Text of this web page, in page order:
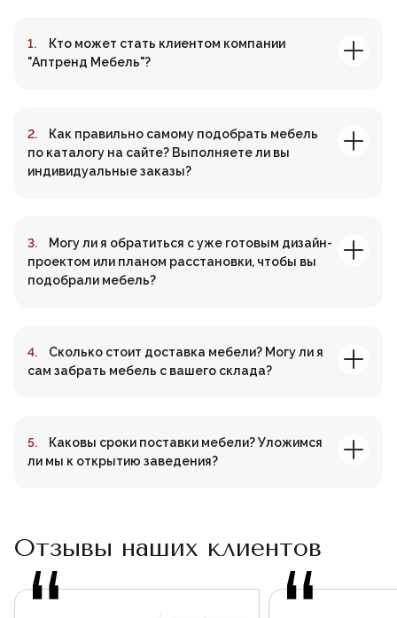
Кто может стать клиентом компании
"Аптренд Мебель"?
Как правильно самому подобрать мебель
по каталогу на сайте? Выполняете ли вы
индивидуальные заказы?
Могу ли я обратиться с уже готовым дизайн-
проектом или планом расстановки, чтобы вы
подобрали мебель?
Сколько стоит доставка мебели? Могу ли я
сам забрать мебель с вашего склада?
Каковы сроки поставки мебели? Уложимся
ли мы к открытию заведения?
Отзывы наших клиентов